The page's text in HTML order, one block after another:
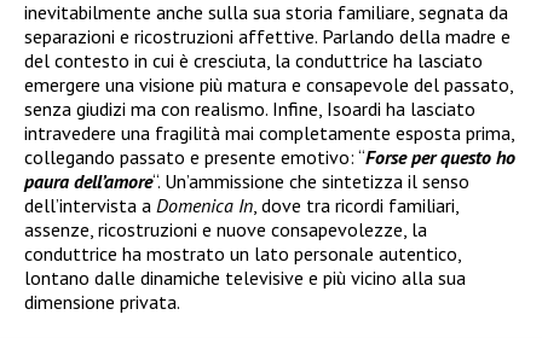
inevitabilmente anche sulla sua storia familiare, segnata da
separazioni e ricostruzioni affettive. Parlando della madre e
del contesto in cui è cresciuta, la conduttrice ha lasciato
emergere una visione più matura e consapevole del passato,
senza giudizi ma con realismo. Infine, Isoardi ha lasciato
intravedere una fragilità mai completamente esposta prima,
collegando passato e presente emotivo: “Forse per questo ho
paura dell’amore“. Un’ammissione che sintetizza il senso
dell’intervista a Domenica In, dove tra ricordi familiari,
assenze, ricostruzioni e nuove consapevolezze, la
conduttrice ha mostrato un lato personale autentico,
lontano dalle dinamiche televisive e più vicino alla sua
dimensione privata.